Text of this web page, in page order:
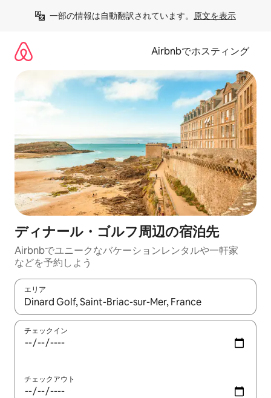
一部の情報は自動翻訳されています。 原文を表示
Airbnbでホスティング
ディナール・ゴルフ⁠周⁠辺⁠の宿⁠泊⁠先
Airbnbでユニークなバ⁠ケ⁠ー⁠シ⁠ョ⁠ンレ⁠ン⁠タ⁠ルや一⁠軒⁠家
な⁠ど⁠を予⁠約⁠し⁠よ⁠う
エリア
検索結果が表示されたら、上下の矢印キーを使って移動するか
チェックイン
チェックアウト